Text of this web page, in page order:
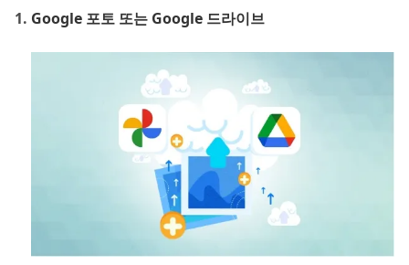
Google 포토 또는 Google 드라이브